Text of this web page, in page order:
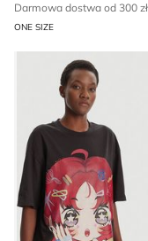
Darmowa dostwa od 300 zł
ONE SIZE
Bluzka damska